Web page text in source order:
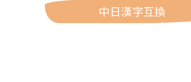
中日漢字互換